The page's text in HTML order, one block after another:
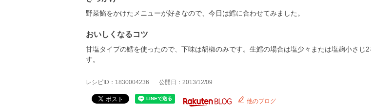
野菜餡をかけたメニューが好きなので、今日は鱈に合わせてみました。
おいしくなるコツ
甘塩タイプの鱈を使ったので、下味は胡椒のみです。生鱈の場合は塩少々または塩麹小さじ2
す。
レシピID：1830004236 公開日：2013/12/09
他のブログ